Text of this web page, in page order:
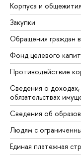
Корпуса и общежития
Закупки
Обращения
Фонд целевого
Противодействие
Сведения о
обязательствах
Сведения об
Людям с
Единая платежная